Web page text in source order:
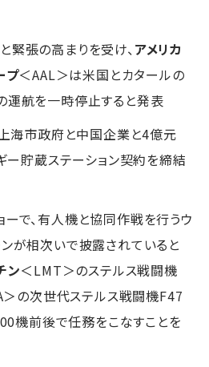
張の高まりを受け、アメリカ
プ＜AAL＞は米国とカタールの
運航を一時停止すると発表
海市政府と中国企業と4億元
ー貯蔵ステーション契約を締結
で、有人機と協同作戦を行うウ
が相次いで披露されていると
ン＜LMT＞のステルス戦闘機
＞の次世代ステルス戦闘機F47
機前後で任務をこなすことを